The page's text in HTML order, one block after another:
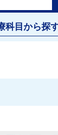
科目から探